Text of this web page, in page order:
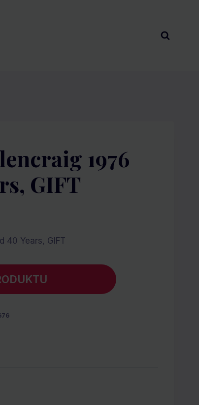
1976
GIFT
40 Years, GIFT